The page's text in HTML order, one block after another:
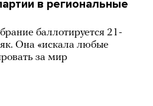
в региональные
баллотируется 21-
Она «искала любые
за мир